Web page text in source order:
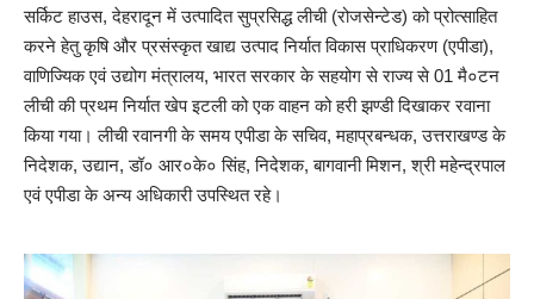
सर्किट हाउस, देहरादून में उत्पादित सुप्रसिद्ध लीची (रोजसेन्टेड) को प्रोत्साहित
करने हेतु कृषि और प्रसंस्कृत खाद्य उत्पाद निर्यात विकास प्राधिकरण (एपीडा),
वाणिज्यिक एवं उद्योग मंत्रालय, भारत सरकार के सहयोग से राज्य से 01 मै०टन
लीची की प्रथम निर्यात खेप इटली को एक वाहन को हरी झण्डी दिखाकर रवाना
किया गया। लीची रवानगी के समय एपीडा के सचिव, महाप्रबन्धक, उत्तराखण्ड के
निदेशक, उद्यान, डॉ० आर०के० सिंह, निदेशक, बागवानी मिशन, श्री महेन्द्रपाल
एवं एपीडा के अन्य अधिकारी उपस्थित रहे।